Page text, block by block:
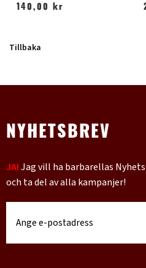
140,00 kr
Tillbaka
NYHETSBREV
JA!Jag vill ha barbarellas
och ta del av alla kampanjer!